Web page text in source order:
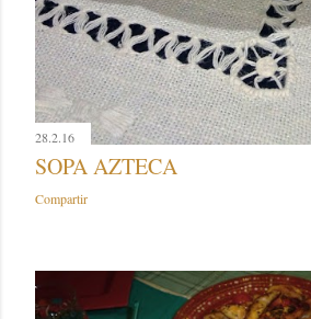
28.2.16
SOPA AZTECA
Compartir